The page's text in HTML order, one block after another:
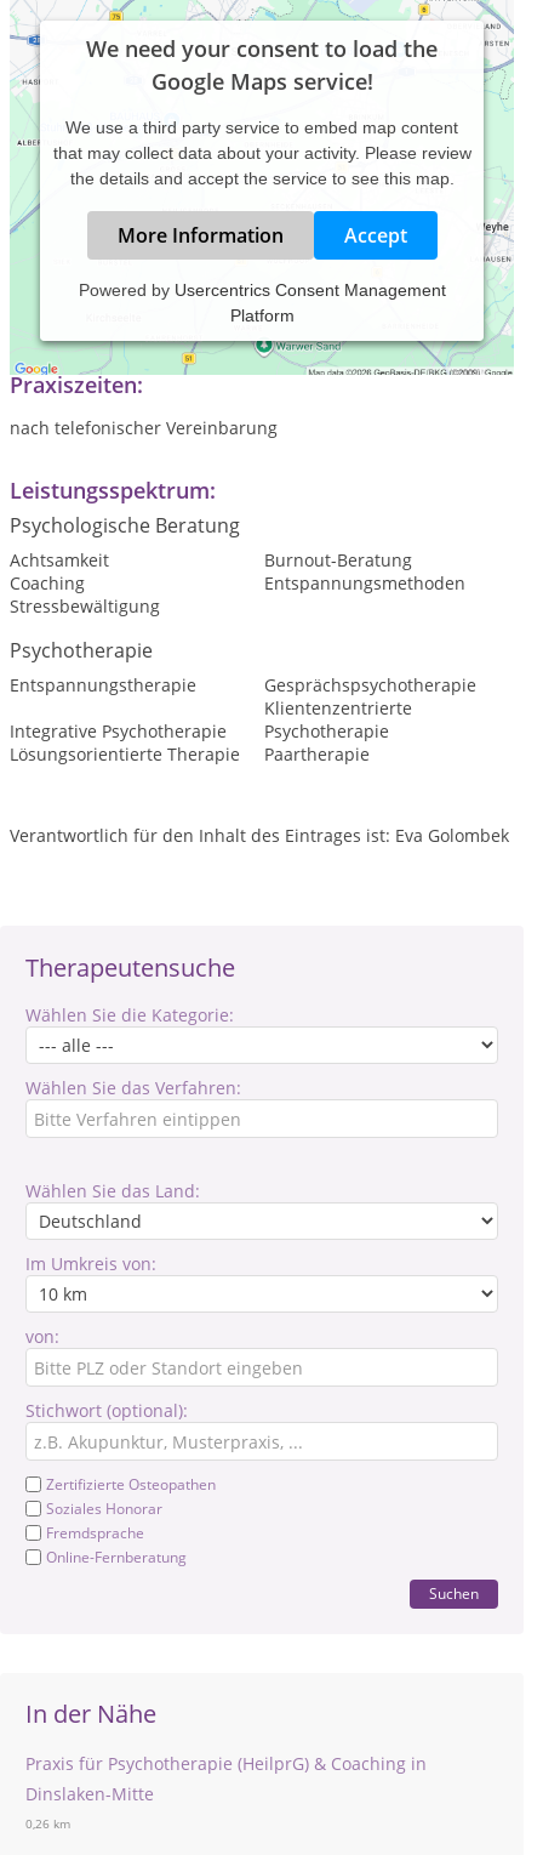
Therapeutensuche
Wählen Sie die Kategorie:
Wählen Sie das Verfahren:
Wählen Sie das Land:
Im Umkreis von:
von:
Stichwort (optional):
Zertifizierte Osteopathen
Soziales Honorar
Fremdsprache
Online-Fernberatung
Suchen
In der Nähe
Praxis für Psychotherapie (HeilprG) & Coaching in
Dinslaken-Mitte
0,26 km
We need your consent to load the
Google Maps service!
We use a third party service to embed map content
that may collect data about your activity. Please review
the details and accept the service to see this map.
More Information Accept
Powered by Usercentrics Consent Management
Platform
Potential- und lösungsorientierte Beratung & Psychotherapie
Praxiszeiten:
nach telefonischer Vereinbarung
Leistungsspektrum:
Psychologische Beratung
Achtsamkeit
Burnout-Beratung
Coaching
Entspannungsmethoden
Stressbewältigung
Psychotherapie
Entspannungstherapie
Gesprächspsychotherapie
Integrative Psychotherapie
Klientenzentrierte
Psychotherapie
Lösungsorientierte Therapie
Paartherapie
Verantwortlich für den Inhalt des Eintrages ist: Eva Golombek